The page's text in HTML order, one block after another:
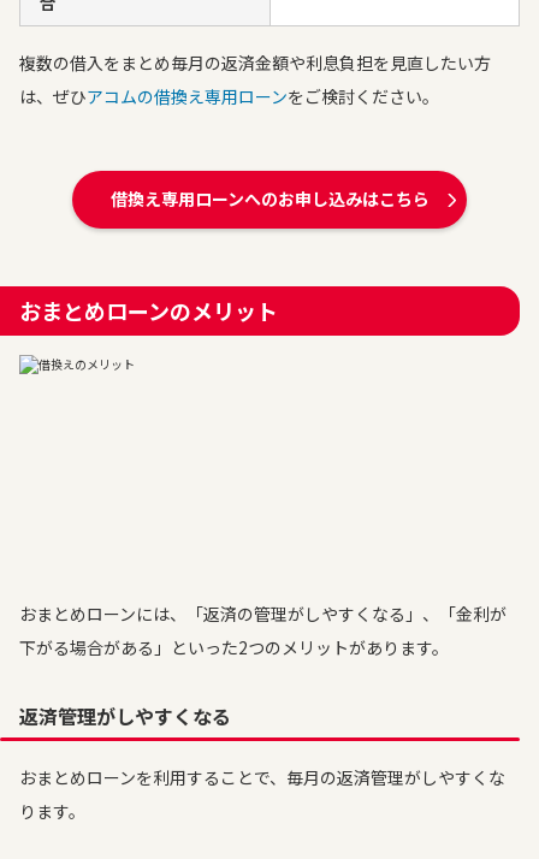
複数の借入をまとめ毎月の返済金額や利息負担を見直したい方
は、ぜひアコムの借換え専用ローンをご検討ください。
借換え専用ローンへのお申し込みはこちら
おまとめローンのメリット
おまとめローンには、「返済の管理がしやすくなる」、「金利が
下がる場合がある」といった2つのメリットがあります。
返済管理がしやすくなる
おまとめローンを利用することで、毎月の返済管理がしやすくな
ります。